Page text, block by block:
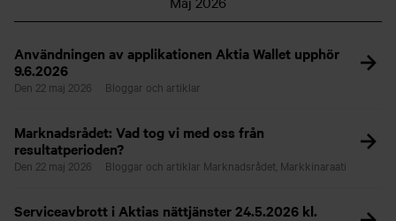
Användningen av applikationen Aktia Wallet upphör
9.6.2026
Den 22 maj 2026 Bloggar och artiklar
Marknadsrådet: Vad tog vi med oss från
resultatperioden?
Den 22 maj 2026 Bloggar och artiklar Marknadsrådet, Markkinaraati
Serviceavbrott i Aktias nättjänster 24.5.2026 kl.